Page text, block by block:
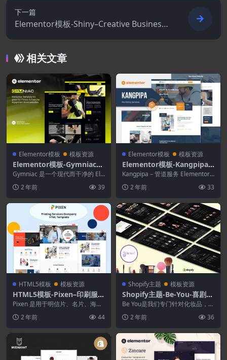
下一篇
Elementor模板-Shiny–Creative Business
相关文章
Elementor模板 模板资源
Elementor模板-Gymniac–
健身和运动器材商店Elemen
tor模板套件
Gymniac 是一个现代而干净的 Ele
想...2 年前 39
Elementor模板 模板资源
Elementor模板-Kangpipa–
管道服务Elementor模板套
件
Kangpipa – 管道服务 Elementor
2 年前 33
HTML5模板 模板资源
HTML5模板-Pixen–印刷服务
公司HTML5模板
Pixen 是用于明信片、名片、海
和所有其他印刷服...
2 年前 44
Shopify主题 模板资源
Shopify主题-Be-You-喜剧类
Shopify主题
Be You是我们专门针对化妆品，保
y主题。...
2 年前 36